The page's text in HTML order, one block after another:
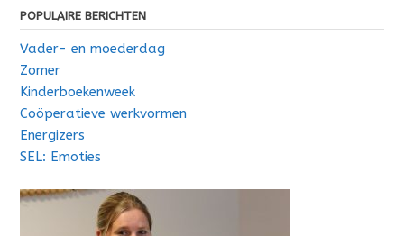
POPULAIRE BERICHTEN
Vader- en moederdag
Zomer
Kinderboekenweek
Coöperatieve werkvormen
Energizers
SEL: Emoties